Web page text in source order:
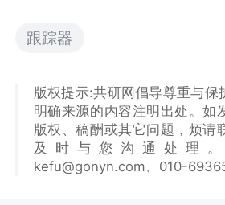
跟踪器
版权提示:共研网倡导尊重与保
明确来源的内容注明出处。如
版权、稿酬或其它问题，烦请
及时与您沟通处理
kefu@gonyn.com、010-